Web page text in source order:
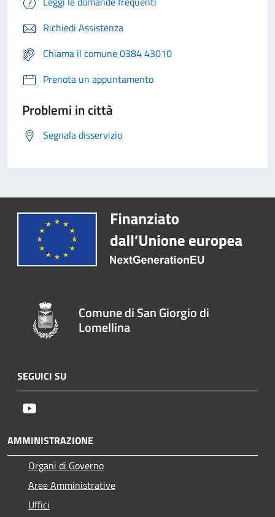
Richiedi Assistenza
Chiama il comune 0384 43010
Prenota un appuntamento
Problemi in città
Segnala disservizio
Comune di San Giorgio di
Lomellina
SEGUICI SU
AMMINISTRAZIONE
Organi di Governo
Aree Amministrative
Uffici